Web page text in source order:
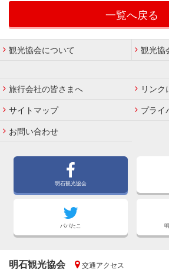
一覧へ戻る
観光協会について 観光協
旅行会社の皆さまへ
リンク
サイトマップ
プライ
お問い合わせ
明石観光協会
パパたこ
明石観光協会 交通アクセス